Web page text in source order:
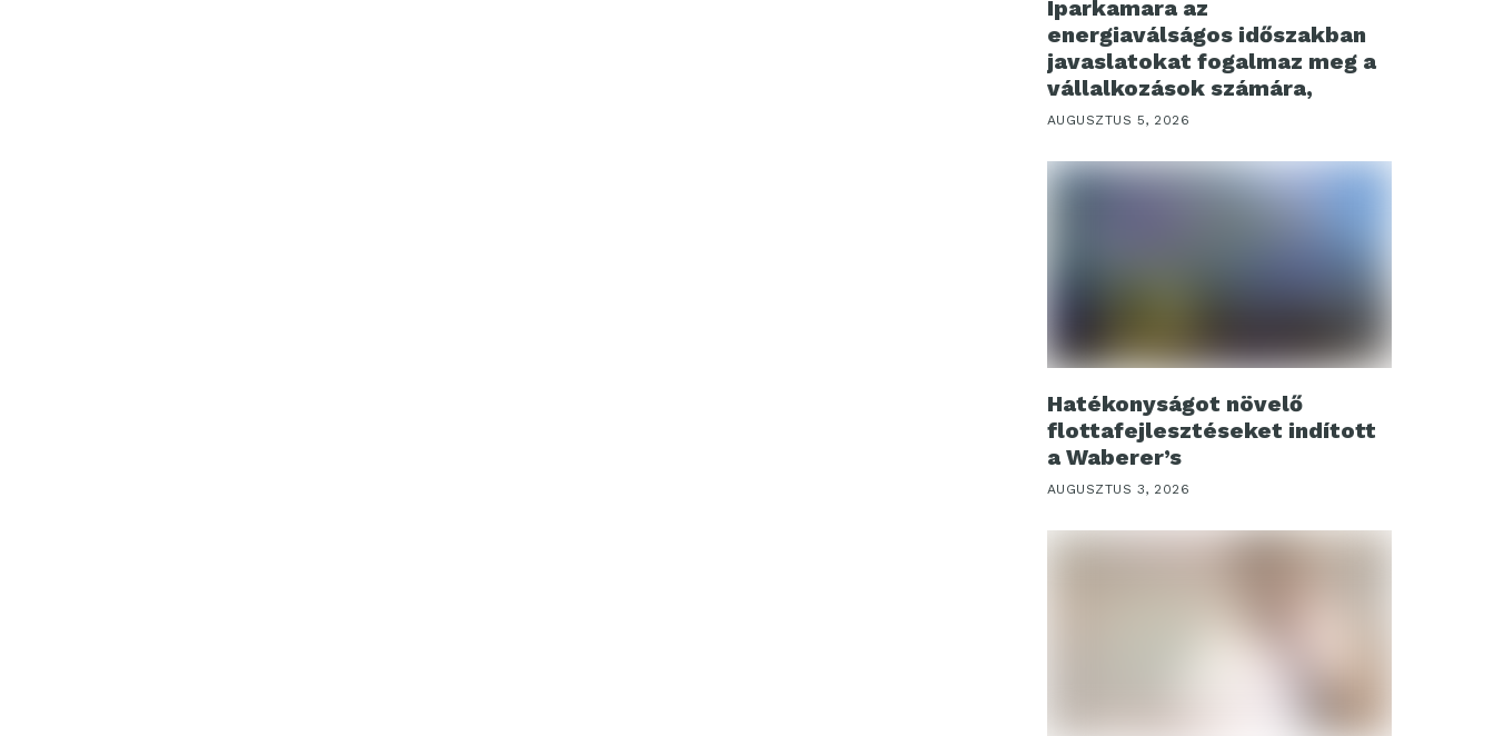
Iparkamara az
energiaválságos időszakban
javaslatokat fogalmaz meg a
vállalkozások számára,
AUGUSZTUS 5, 2026
Hatékonyságot növelő
flottafejlesztéseket indított
a Waberer’s
AUGUSZTUS 3, 2026